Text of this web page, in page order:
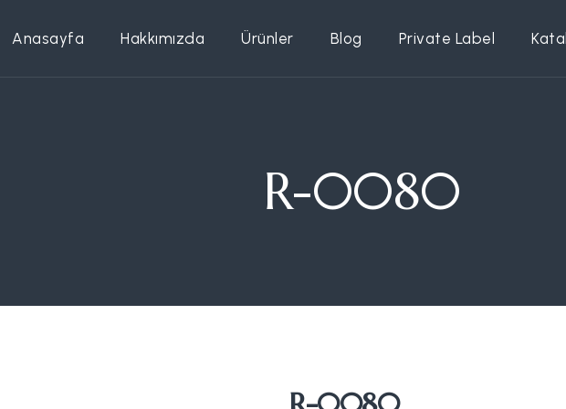
Anasayfa Hakkımızda Ürünler Blog Private Label
R-0080